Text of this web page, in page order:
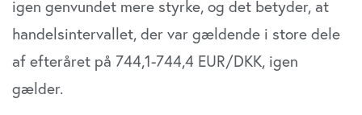
igen genvundet mere styrke, og det betyder, at
handelsintervallet, der var gældende i store dele
af efteråret på 744,1-744,4 EUR/DKK, igen
gælder.